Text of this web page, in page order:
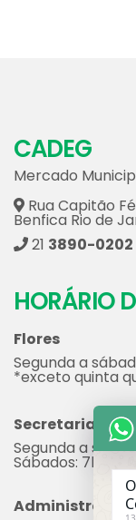
CADEG
Mercado
Rua Capitão
Benfica Rio de
21 3890-0202
HORÁRIO
Flores
Segunda a
*exceto quinta
Secretaria
Segunda a sexta:
Sábados: 7h às 12h
Administração